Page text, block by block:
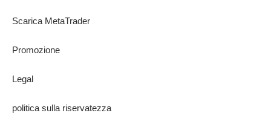
Scarica MetaTrader
Promozione
Legal
politica sulla riservatezza